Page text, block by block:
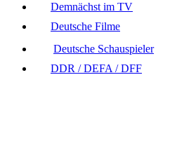
Demnächst im TV
Deutsche Filme
Deutsche Schauspieler
DDR / DEFA / DFF